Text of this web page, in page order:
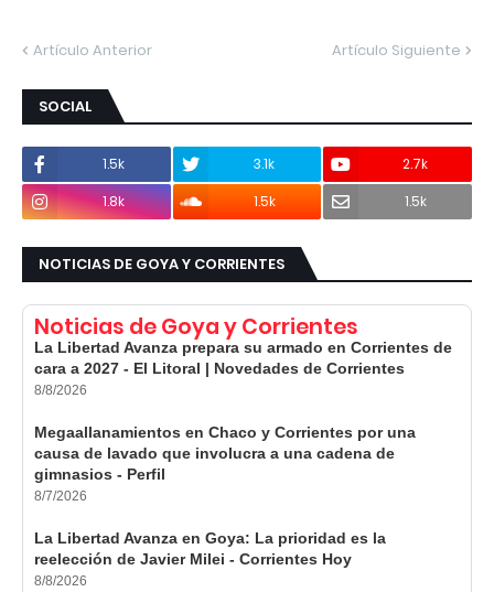
Artículo Anterior Artículo Siguiente
SOCIAL
1.5k 3.1k
2.7k
1.8k
1.5k 1.5k
NOTICIAS DE GOYA Y CORRIENTES
Noticias de Goya y Corrientes
La Libertad Avanza prepara su armado en Corrientes de
cara a 2027 - El Litoral | Novedades de Corrientes
8/8/2026
Megaallanamientos en Chaco y Corrientes por una
causa de lavado que involucra a una cadena de
gimnasios - Perfil
8/7/2026
La Libertad Avanza en Goya: La prioridad es la
reelección de Javier Milei - Corrientes Hoy
8/8/2026